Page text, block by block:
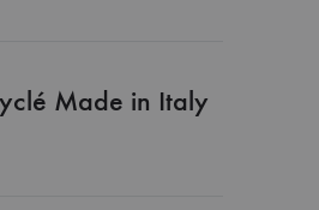
Made in Italy